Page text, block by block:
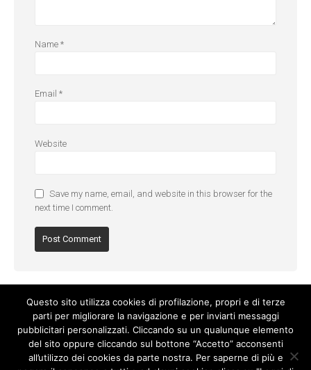
Name *
Email *
Website
Save my name, email, and website in this browser for the
next time I comment.
Questo sito utilizza cookies di profilazione, propri e di terze
parti per migliorare la navigazione e per inviarti messaggi
pubblicitari personalizzati. Cliccando su un qualunque elemento
del sito oppure cliccando sul bottone “Accetto” acconsenti
all’utilizzo dei cookies da parte nostra. Per saperne di più e